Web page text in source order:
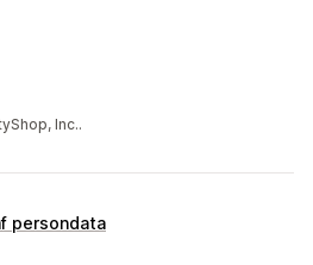
Inc..
persondata